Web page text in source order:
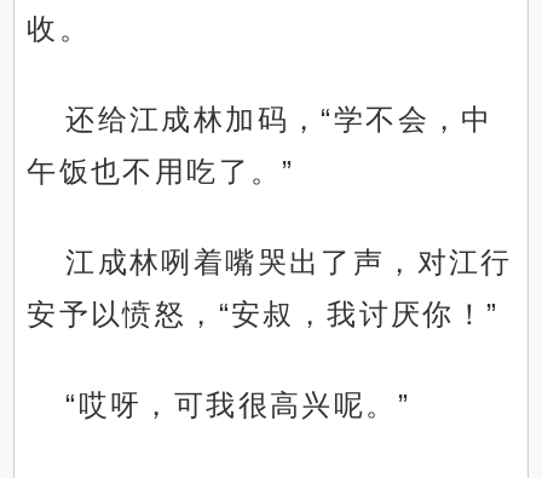
收。
还给江成林加码，“学不会，中
午饭也不用吃了。”
江成林咧着嘴哭出了声，对江行
安予以愤怒，“安叔，我讨厌你！”
“哎呀，可我很高兴呢。”